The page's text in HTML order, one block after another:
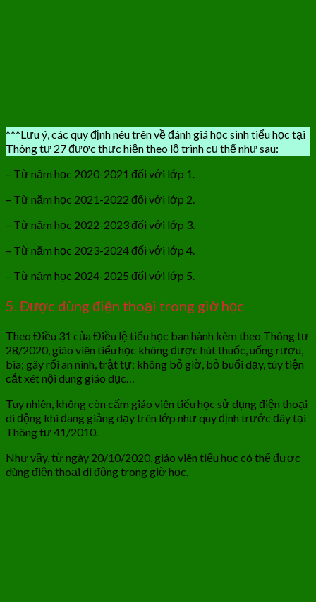
***Lưu ý, các quy định nêu trên về đánh giá học sinh tiểu học tại
Thông tư 27 được thực hiện theo lộ trình cụ thể như sau:
– Từ năm học 2020-2021 đối với lớp 1.
– Từ năm học 2021-2022 đối với lớp 2.
– Từ năm học 2022-2023 đối với lớp 3.
– Từ năm học 2023-2024 đối với lớp 4.
– Từ năm học 2024-2025 đối với lớp 5.
5. Được dùng điện thoại trong giờ học
Theo Điều 31 của Điều lệ tiểu học ban hành kèm theo Thông tư
28/2020, giáo viên tiểu học không được hút thuốc, uống rượu,
bia; gây rối an ninh, trật tự; không bỏ giờ, bỏ buổi dạy, tùy tiện
cắt xét nội dung giáo dục…
Tuy nhiên, không còn cấm giáo viên tiểu học sử dụng điện thoại
di động khi đang giảng dạy trên lớp như quy định trước đây tại
Thông tư 41/2010.
Như vậy, từ ngày 20/10/2020, giáo viên tiểu học có thể được
dùng điện thoại di động trong giờ học.